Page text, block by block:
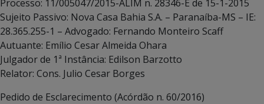
Processo: 11/005047/2015-ALIM n. 28346-E de 15-1-2015
Sujeito Passivo: Nova Casa Bahia S.A. – Paranaíba-MS – IE:
28.365.255-1 – Advogado: Fernando Monteiro Scaff
Autuante: Emílio Cesar Almeida Ohara
Julgador de 1ª Instância: Edilson Barzotto
Relator: Cons. Julio Cesar Borges
Pedido de Esclarecimento (Acórdão n. 60/2016)